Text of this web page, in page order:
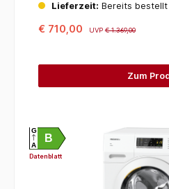
Lieferzeit: Bereits bestellt
€ 710,00 UVP€ 1.369,00
Zum
B
G
A
Datenblatt